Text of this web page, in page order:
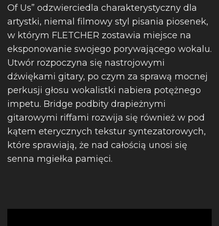
Of Us” odzwierciedla charakterystyczny dla
artystki, niemal filmowy styl pisania piosenek,
w którym FLETCHER zostawia miejsce na
eksponowanie swojego porywającego wokalu.
Utwór rozpoczyna się nastrojowymi
dźwiękami gitary, po czym za sprawą mocnej
perkusji głosu wokalistki nabiera potężnego
impetu. Bridge podbity drapieżnymi
gitarowymi riffami rozwija się również w pod
kątem eterycznych tekstur syntezatorowych,
które sprawiają, że nad całością unosi się
senna mgiełka pamięci.